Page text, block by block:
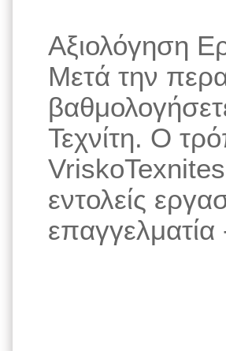
Αξιολόγηση
Μετά την
Τεχνίτη. Ο
εντολείς
επαγγελματία